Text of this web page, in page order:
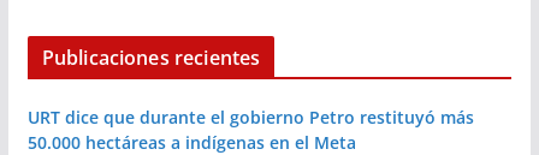
Publicaciones recientes
URT dice que durante el gobierno Petro restituyó más
50.000 hectáreas a indígenas en el Meta